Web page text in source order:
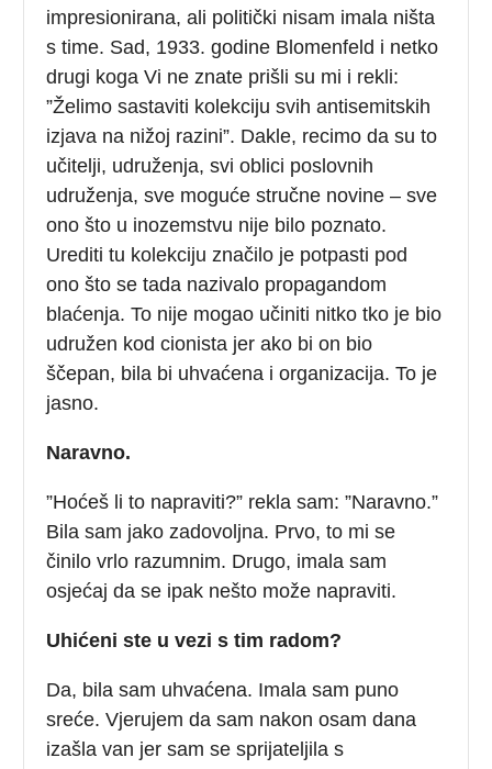
impresionirana, ali politički nisam imala ništa
s time. Sad, 1933. godine Blomenfeld i netko
drugi koga Vi ne znate prišli su mi i rekli:
”Želimo sastaviti kolekciju svih antisemitskih
izjava na nižoj razini”. Dakle, recimo da su to
učitelji, udruženja, svi oblici poslovnih
udruženja, sve moguće stručne novine – sve
ono što u inozemstvu nije bilo poznato.
Urediti tu kolekciju značilo je potpasti pod
ono što se tada nazivalo propagandom
blaćenja. To nije mogao učiniti nitko tko je bio
udružen kod cionista jer ako bi on bio
ščepan, bila bi uhvaćena i organizacija. To je
jasno.
Naravno.
”Hoćeš li to napraviti?” rekla sam: ”Naravno.”
Bila sam jako zadovoljna. Prvo, to mi se
činilo vrlo razumnim. Drugo, imala sam
osjećaj da se ipak nešto može napraviti.
Uhićeni ste u vezi s tim radom?
Da, bila sam uhvaćena. Imala sam puno
sreće. Vjerujem da sam nakon osam dana
izašla van jer sam se sprijateljila s